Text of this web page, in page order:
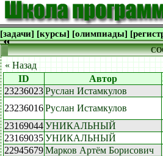
[задачи] [курсы] [олимпиады]
« Назад
ID Автор
23236023Руслан Истамкулов
23236016Руслан Истамкулов
23169044УНИКАЛЬНЫЙ
23169035УНИКАЛЬНЫЙ
22945679Марков Артём Борисович